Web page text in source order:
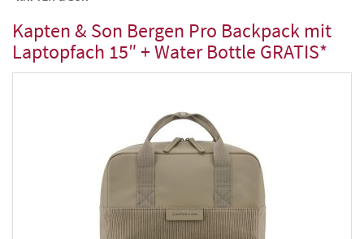
Kapten & Son Bergen Pro Backpack mit
Laptopfach 15″ + Water Bottle GRATIS*